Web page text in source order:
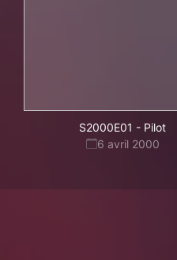
S2000E01 - Pilot
6 avril 2000